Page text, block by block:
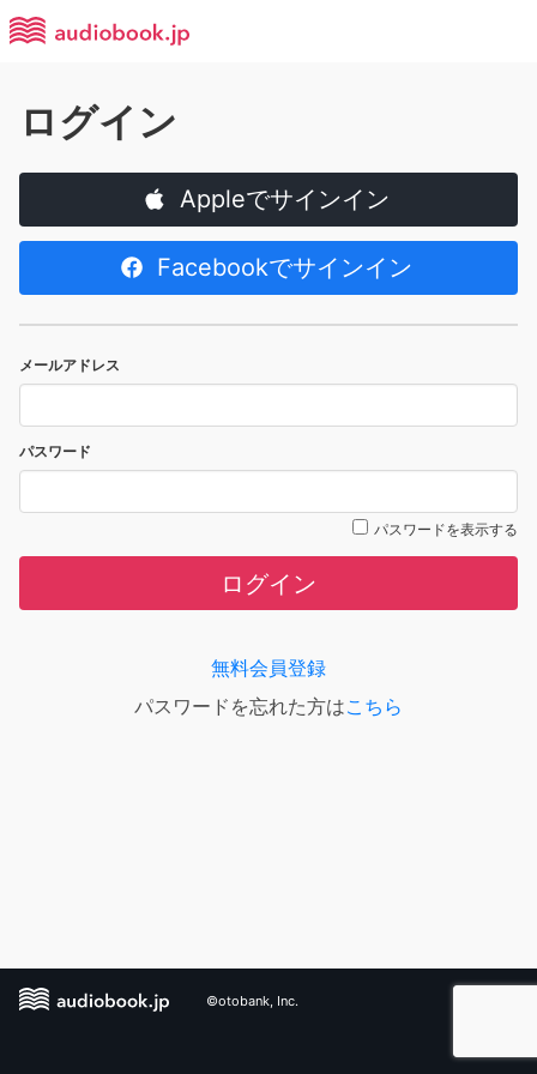
ログイン
Appleでサインイン
Facebookでサインイン
メールアドレス
パスワード
パスワードを表示する
ログイン
無料会員登録
パスワードを忘れた方はこちら
©otobank, Inc.